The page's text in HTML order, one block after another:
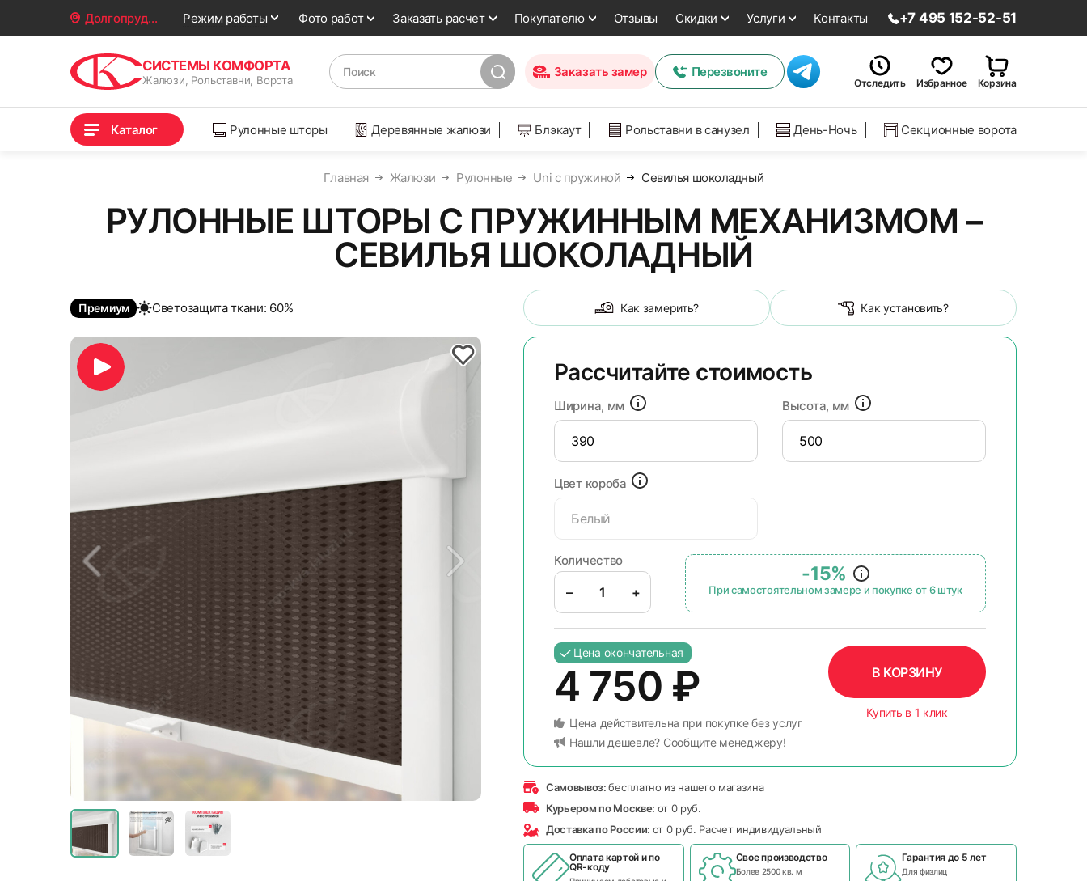
Долгопрудный Режим работы Фото работ Заказать расчет Покупателю Отзывы Скидки Услуги Контакты +7 495 152-52-51
СИСТЕМЫ КОМФОРТА
Жалюзи, Рольставни, Ворота
Заказать замер Перезвоните
Отследить Избранное Корзина
Каталог Рулонные шторы Деревянные жалюзи Блэкаут Рольставни в санузел День-Ночь Секционные ворота
Главная Жалюзи Рулонные Uni с пружиной Севилья шоколадный
РУЛОННЫЕ ШТОРЫ С ПРУЖИННЫМ МЕХАНИЗМОМ –
СЕВИЛЬЯ ШОКОЛАДНЫЙ
Премиум Cветозащита ткани: 60% Как замерить? Как установить?
Рассчитайте стоимость
Ширина, мм Высота, мм
Цвет короба
Белый
Количество
– +
-15%
При самостоятельном замере и покупке от 6 штук
Цена окончательная
4 750 ₽
Цена действительна при покупке без услуг
Нашли дешевле? Сообщите менеджеру!
В КОРЗИНУ
Купить в 1 клик
Самовывоз:бесплатно из нашего магазина
Курьером по Москве: от 0 руб.
Доставка по России: от 0 руб. Расчет индивидуальный
Оплата картой и по
QR-коду
Свое производство
Более 2500 кв. м
Гарантия до 5 лет
Для физлиц